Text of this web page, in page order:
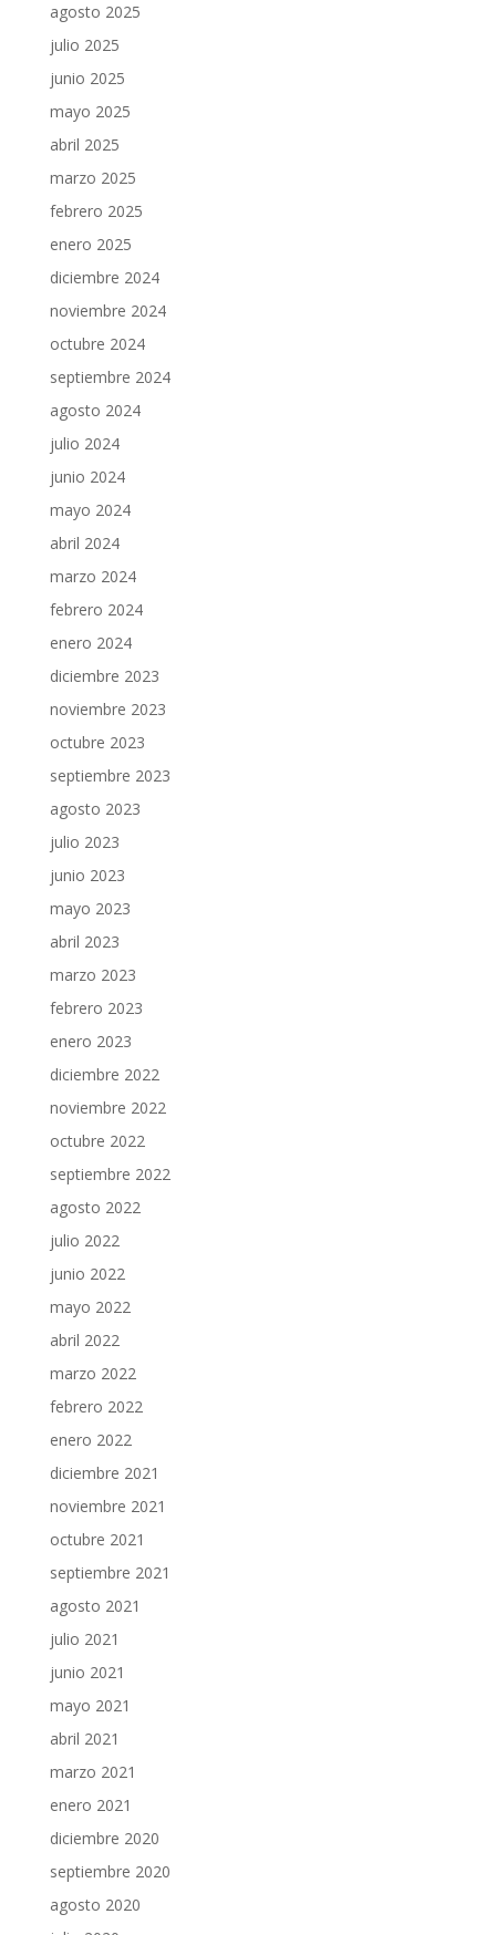
agosto 2025
julio 2025
junio 2025
mayo 2025
abril 2025
marzo 2025
febrero 2025
enero 2025
diciembre 2024
noviembre 2024
octubre 2024
septiembre 2024
agosto 2024
julio 2024
junio 2024
mayo 2024
abril 2024
marzo 2024
febrero 2024
enero 2024
diciembre 2023
noviembre 2023
octubre 2023
septiembre 2023
agosto 2023
julio 2023
junio 2023
mayo 2023
abril 2023
marzo 2023
febrero 2023
enero 2023
diciembre 2022
noviembre 2022
octubre 2022
septiembre 2022
agosto 2022
julio 2022
junio 2022
mayo 2022
abril 2022
marzo 2022
febrero 2022
enero 2022
diciembre 2021
noviembre 2021
octubre 2021
septiembre 2021
agosto 2021
julio 2021
junio 2021
mayo 2021
abril 2021
marzo 2021
enero 2021
diciembre 2020
septiembre 2020
agosto 2020